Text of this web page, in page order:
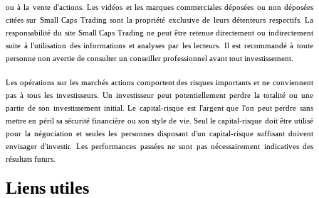
ou à la vente d'actions. Les vidéos et les marques commerciales déposées ou non déposées
citées sur Small Caps Trading sont la propriété exclusive de leurs détenteurs respectifs. La
responsabilité du site Small Caps Trading ne peut être retenue directement ou indirectement
suite à l'utilisation des informations et analyses par les lecteurs. Il est recommandé à toute
personne non avertie de consulter un conseiller professionnel avant tout investissement.
Les opérations sur les marchés actions comportent des risques importants et ne conviennent
pas à tous les investisseurs. Un investisseur peut potentiellement perdre la totalité ou une
partie de son investissement initial. Le capital-risque est l'argent que l'on peut perdre sans
mettre en péril sa sécurité financière ou son style de vie. Seul le capital-risque doit être utilisé
pour la négociation et seules les personnes disposant d'un capital-risque suffisant doivent
envisager d'investir. Les performances passées ne sont pas nécessairement indicatives des
résultats futurs.
Liens utiles